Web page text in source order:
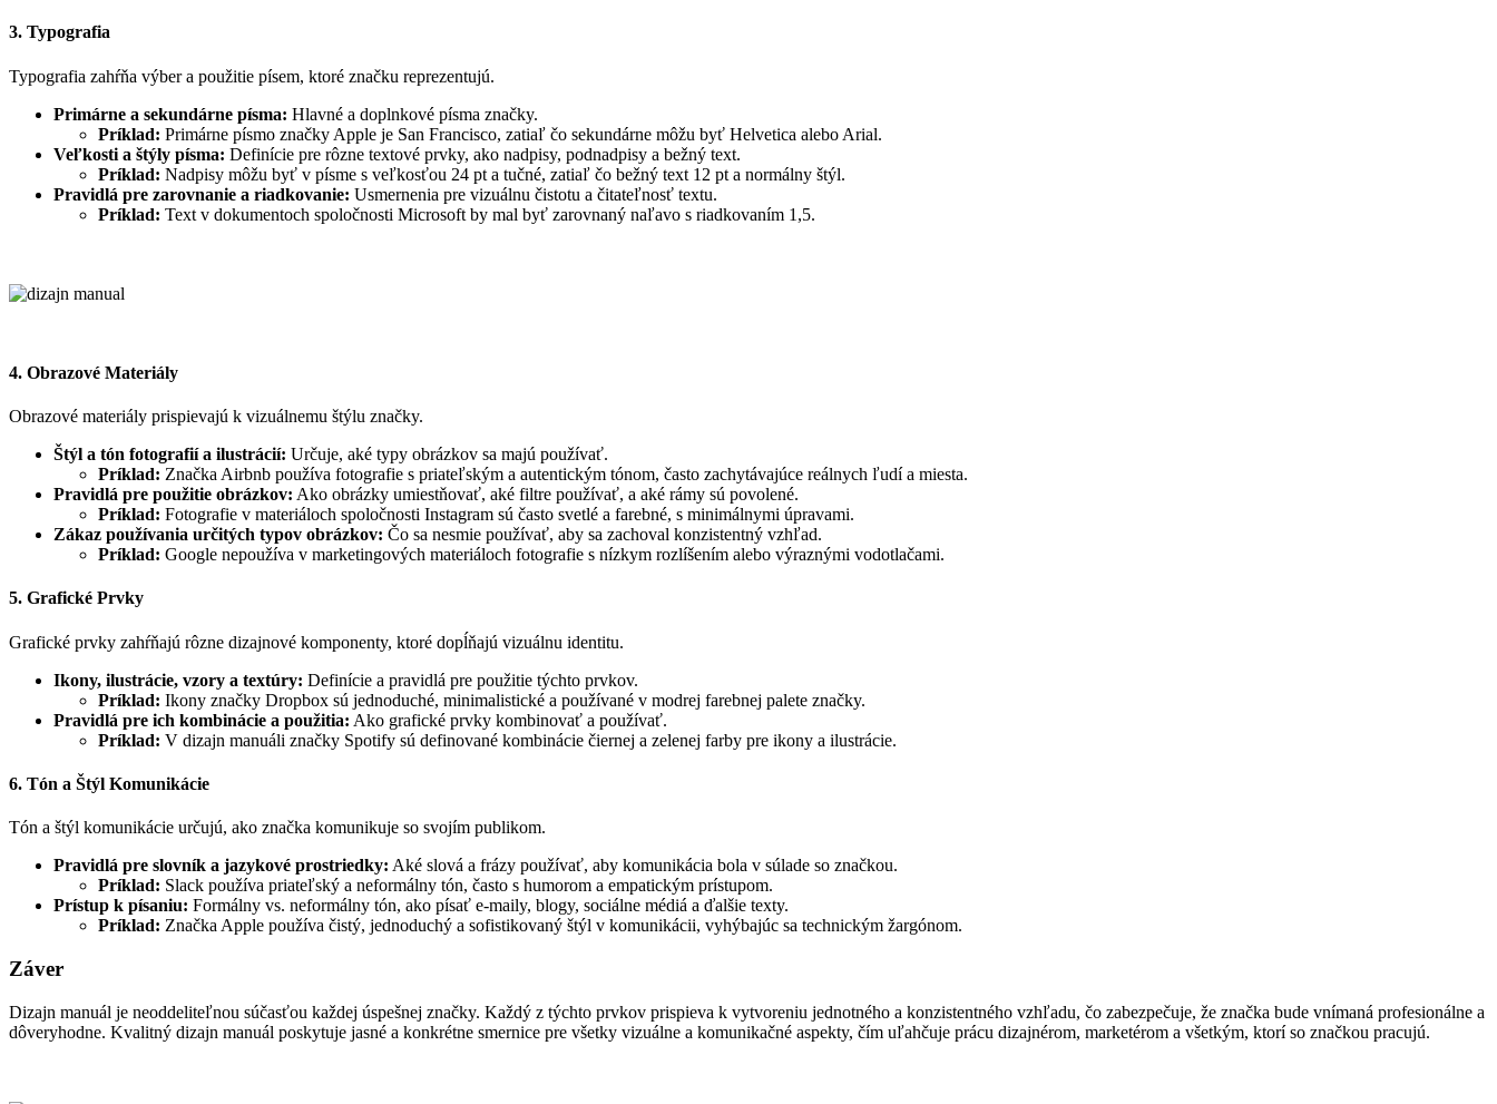
3. Typografia
Typografia zahŕňa výber a použitie písem, ktoré značku reprezentujú.
Primárne a sekundárne písma: Hlavné a doplnkové písma značky.
Príklad: Primárne písmo značky Apple je San Francisco, zatiaľ čo sekundárne môžu byť Helvetica alebo Arial.
Veľkosti a štýly písma: Definície pre rôzne textové prvky, ako nadpisy, podnadpisy a bežný text.
Príklad: Nadpisy môžu byť v písme s veľkosťou 24 pt a tučné, zatiaľ čo bežný text 12 pt a normálny štýl.
Pravidlá pre zarovnanie a riadkovanie: Usmernenia pre vizuálnu čistotu a čitateľnosť textu.
Príklad: Text v dokumentoch spoločnosti Microsoft by mal byť zarovnaný naľavo s riadkovaním 1,5.
4. Obrazové Materiály
Obrazové materiály prispievajú k vizuálnemu štýlu značky.
Štýl a tón fotografií a ilustrácií: Určuje, aké typy obrázkov sa majú používať.
Príklad: Značka Airbnb používa fotografie s priateľským a autentickým tónom, často zachytávajúce reálnych ľudí a miesta.
Pravidlá pre použitie obrázkov: Ako obrázky umiestňovať, aké filtre používať, a aké rámy sú povolené.
Príklad: Fotografie v materiáloch spoločnosti Instagram sú často svetlé a farebné, s minimálnymi úpravami.
Zákaz používania určitých typov obrázkov: Čo sa nesmie používať, aby sa zachoval konzistentný vzhľad.
Príklad: Google nepoužíva v marketingových materiáloch fotografie s nízkym rozlíšením alebo výraznými vodotlačami.
5. Grafické Prvky
Grafické prvky zahŕňajú rôzne dizajnové komponenty, ktoré dopĺňajú vizuálnu identitu.
Ikony, ilustrácie, vzory a textúry: Definície a pravidlá pre použitie týchto prvkov.
Príklad: Ikony značky Dropbox sú jednoduché, minimalistické a používané v modrej farebnej palete značky.
Pravidlá pre ich kombinácie a použitia: Ako grafické prvky kombinovať a používať.
Príklad: V dizajn manuáli značky Spotify sú definované kombinácie čiernej a zelenej farby pre ikony a ilustrácie.
6. Tón a Štýl Komunikácie
Tón a štýl komunikácie určujú, ako značka komunikuje so svojím publikom.
Pravidlá pre slovník a jazykové prostriedky: Aké slová a frázy používať, aby komunikácia bola v súlade so značkou.
Príklad: Slack používa priateľský a neformálny tón, často s humorom a empatickým prístupom.
Prístup k písaniu: Formálny vs. neformálny tón, ako písať e-maily, blogy, sociálne médiá a ďalšie texty.
Príklad: Značka Apple používa čistý, jednoduchý a sofistikovaný štýl v komunikácii, vyhýbajúc sa technickým žargónom.
Záver
Dizajn manuál je neoddeliteľnou súčasťou každej úspešnej značky. Každý z týchto prvkov prispieva k vytvoreniu jednotného a konzistentného vzhľadu, čo zabezpečuje, že značka bude vnímaná profesionálne a
dôveryhodne. Kvalitný dizajn manuál poskytuje jasné a konkrétne smernice pre všetky vizuálne a komunikačné aspekty, čím uľahčuje prácu dizajnérom, marketérom a všetkým, ktorí so značkou pracujú.